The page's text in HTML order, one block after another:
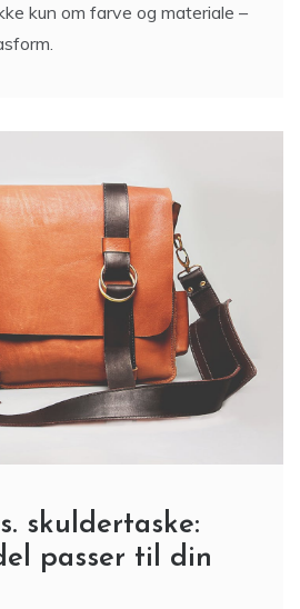
kun om farve og materiale –
skuldertaske:
passer til din